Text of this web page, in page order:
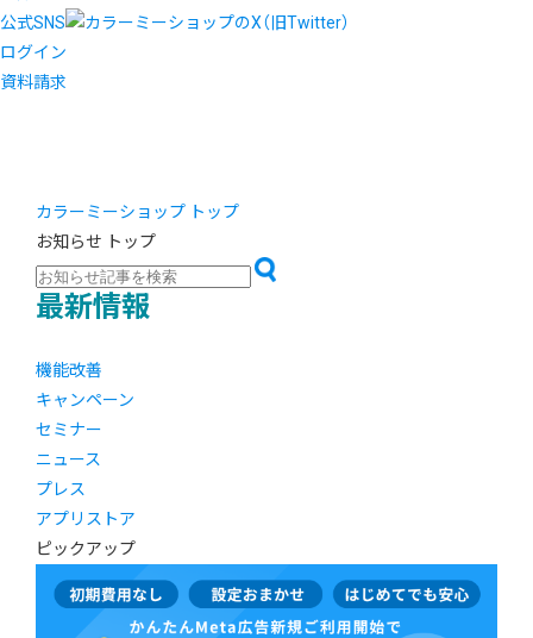
公式SNS
ログイン
資料請求
カラーミーショップ トップ
お知らせ トップ
最新情報
機能改善
キャンペーン
セミナー
ニュース
プレス
アプリストア
ピックアップ